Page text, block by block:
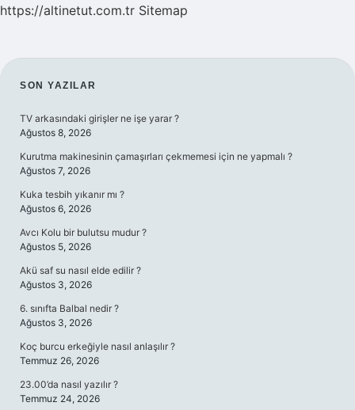
https://altinetut.com.tr Sitemap
SIDEBAR
SON YAZILAR
TV arkasındaki girişler ne işe yarar ?
Ağustos 8, 2026
Kurutma makinesinin çamaşırları çekmemesi için ne yapmalı ?
Ağustos 7, 2026
Kuka tesbih yıkanır mı ?
Ağustos 6, 2026
Avcı Kolu bir bulutsu mudur ?
Ağustos 5, 2026
Akü saf su nasıl elde edilir ?
Ağustos 3, 2026
6. sınıfta Balbal nedir ?
Ağustos 3, 2026
Koç burcu erkeğiyle nasıl anlaşılır ?
Temmuz 26, 2026
23.00’da nasıl yazılır ?
Temmuz 24, 2026